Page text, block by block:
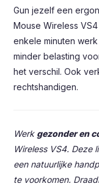
Gun jezelf een
Mouse Wireless
enkele minuten
minder belasting
het verschil. Ook
rechtshandigen.
Werk gezonder en
Wireless VS4. Deze
een natuurlijke
te voorkomen.